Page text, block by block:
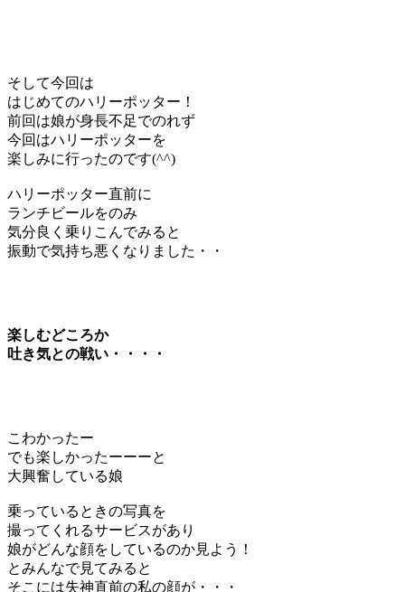
そして今回は
はじめてのハリーポッター！
前回は娘が身長不足でのれず
今回はハリーポッターを
楽しみに行ったのです(^^)
ハリーポッター直前に
ランチビールをのみ
気分良く乗りこんでみると
振動で気持ち悪くなりました・・
楽しむどころか
吐き気との戦い・・・・
こわかったー
でも楽しかったーーーと
大興奮している娘
乗っているときの写真を
撮ってくれるサービスがあり
娘がどんな顔をしているのか見よう！
とみんなで見てみると
そこには失神直前の私の顔が・・・